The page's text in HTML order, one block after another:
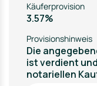
Käuferprovision
3.57%
Provisionshinweis
Die
ist verdient
notariellen